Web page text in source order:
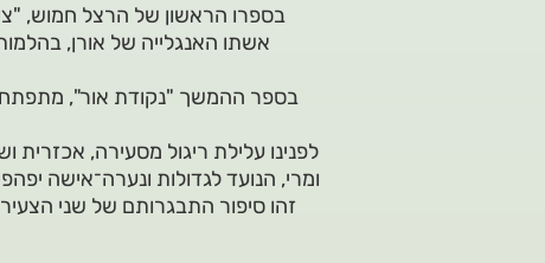
אשתו האנגלייה של אורן,
בספר ההמשך "נקודת אור",
לפנינו עלילת ריגול מסעירה, אכזרית
ומרי, הנועד לגדולות ונערה־אישה
זהו סיפור התבגרותם של שני